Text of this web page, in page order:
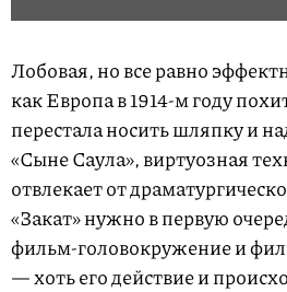
Лобовая, но все равно
как Европа в 1914-м году
перестала носить шляпку и
«Сыне Саула», виртуозная
отвлекает от
«Закат» нужно в первую
фильм-головокружение и
— хоть его действие и